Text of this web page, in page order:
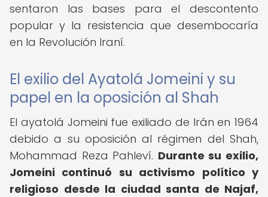
sentaron las bases para el descontento
popular y la resistencia que desembocaría
en la Revolución Iraní.
El exilio del Ayatolá Jomeini y su
papel en la oposición al Shah
El ayatolá Jomeini fue exiliado de Irán en 1964
debido a su oposición al régimen del Shah,
Mohammad Reza Pahleví. Durante su exilio,
Jomeini continuó su activismo político y
religioso desde la ciudad santa de Najaf,